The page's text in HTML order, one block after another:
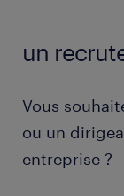
un
Vous
ou un
entreprise ?